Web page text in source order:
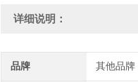
详细说明：
品牌 其他品牌